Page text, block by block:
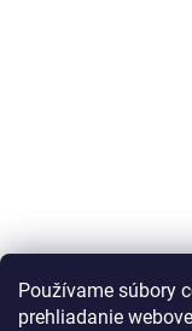
Používame súbory
prehliadanie